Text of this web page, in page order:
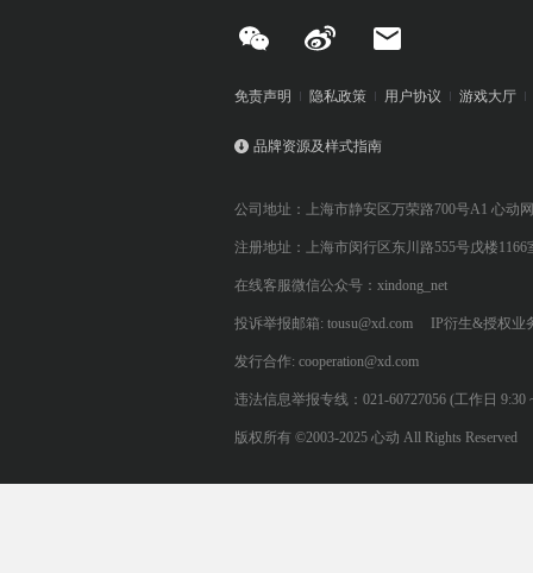
免责声明 隐私政策 用户协议 游戏大厅
品牌资源及样式指南
公司地址：上海市静安区万荣路700号A1 心动
注册地址：上海市闵行区东川路555号戊楼1166
在线客服微信公众号：xindong_net
投诉举报邮箱: tousu@xd.com IP衍生&授权业
发行合作: cooperation@xd.com
违法信息举报专线：021-60727056 (工作日 9:30
版权所有 ©2003-2025 心动 All Rights Reserved